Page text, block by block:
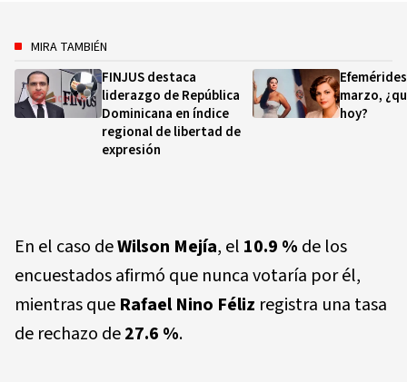
MIRA TAMBIÉN
FINJUS destaca
liderazgo de República
Dominicana en índice
regional de libertad de
expresión
marzo,
hoy?
En el caso deWilson Mejía, el 10.9 % de los
encuestados afirmó que nunca votaría por él,
mientras que Rafael Nino Féliz registra una tasa
de rechazo de27.6 %.